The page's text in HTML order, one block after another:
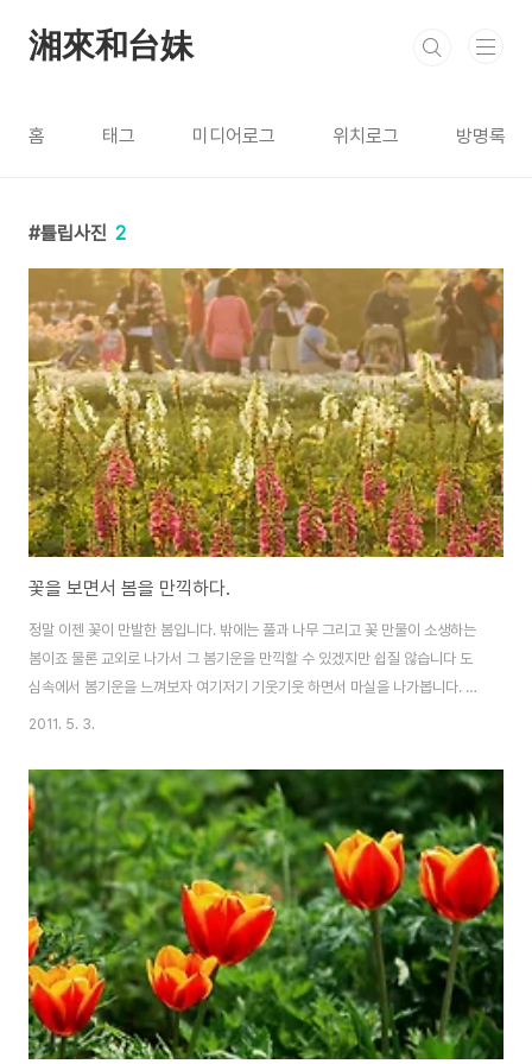
湘來和台妹
홈 태그 미디어로그 위치로그 방명록
튤립사진 2
꽃을 보면서 봄을 만끽하다.
정말 이젠 꽃이 만발한 봄입니다. 밖에는 풀과 나무 그리고 꽃 만물이 소생하는
봄이죠 물론 교외로 나가서 그 봄기운을 만끽할 수 있겠지만 쉽질 않습니다 도
심속에서 봄기운을 느껴보자 여기저기 기웃기웃 하면서 마실을 나가봅니다. 튤
립이 정말 아름답게 심어져 있습니다. 해질 무렵..다시 꽃축제가 열리고 있는 꽃
2011. 5. 3.